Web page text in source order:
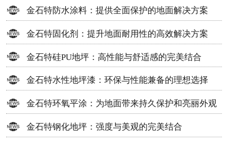
方案
金石特防水涂料：提供全面保护的地面解决方案
金石特固化剂：提升地面耐用性的高效解决方案
金石特硅PU地坪：高性能与舒适感的完美结合
金石特水性地坪漆：环保与性能兼备的理想选择
金石特环氧平涂：为地面带来持久保护和亮丽外观
金石特钢化地坪：强度与美观的完美结合